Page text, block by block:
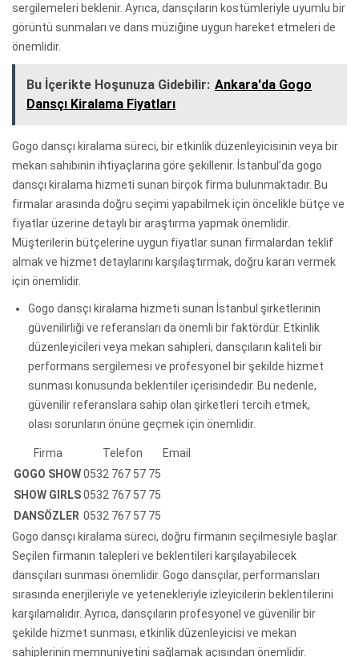
sergilemeleri beklenir. Ayrıca, dansçıların kostümleriyle uyumlu bir
görüntü sunmaları ve dans müziğine uygun hareket etmeleri de
önemlidir.
Bu İçerikte Hoşunuza Gidebilir: Ankara'da Gogo
Dansçı Kiralama Fiyatları
Gogo dansçı kiralama süreci, bir etkinlik düzenleyicisinin veya bir
mekan sahibinin ihtiyaçlarına göre şekillenir. İstanbul’da gogo
dansçı kiralama hizmeti sunan birçok firma bulunmaktadır. Bu
firmalar arasında doğru seçimi yapabilmek için öncelikle bütçe ve
fiyatlar üzerine detaylı bir araştırma yapmak önemlidir.
Müşterilerin bütçelerine uygun fiyatlar sunan firmalardan teklif
almak ve hizmet detaylarını karşılaştırmak, doğru kararı vermek
için önemlidir.
Gogo dansçı kiralama hizmeti sunan İstanbul şirketlerinin
güvenilirliği ve referansları da önemli bir faktördür. Etkinlik
düzenleyicileri veya mekan sahipleri, dansçıların kaliteli bir
performans sergilemesi ve profesyonel bir şekilde hizmet
sunması konusunda beklentiler içerisindedir. Bu nedenle,
güvenilir referanslara sahip olan şirketleri tercih etmek,
olası sorunların önüne geçmek için önemlidir.
Firma Telefon
Email
GOGO SHOW0532 767 57 75
SHOW GIRLS0532 767 57 75
DANSÖZLER 0532 767 57 75
Gogo dansçı kiralama süreci, doğru firmanın seçilmesiyle başlar.
Seçilen firmanın talepleri ve beklentileri karşılayabilecek
dansçıları sunması önemlidir. Gogo dansçılar, performansları
sırasında enerjileriyle ve yetenekleriyle izleyicilerin beklentilerini
karşılamalıdır. Ayrıca, dansçıların profesyonel ve güvenilir bir
şekilde hizmet sunması, etkinlik düzenleyicisi ve mekan
sahiplerinin memnuniyetini sağlamak açısından önemlidir.